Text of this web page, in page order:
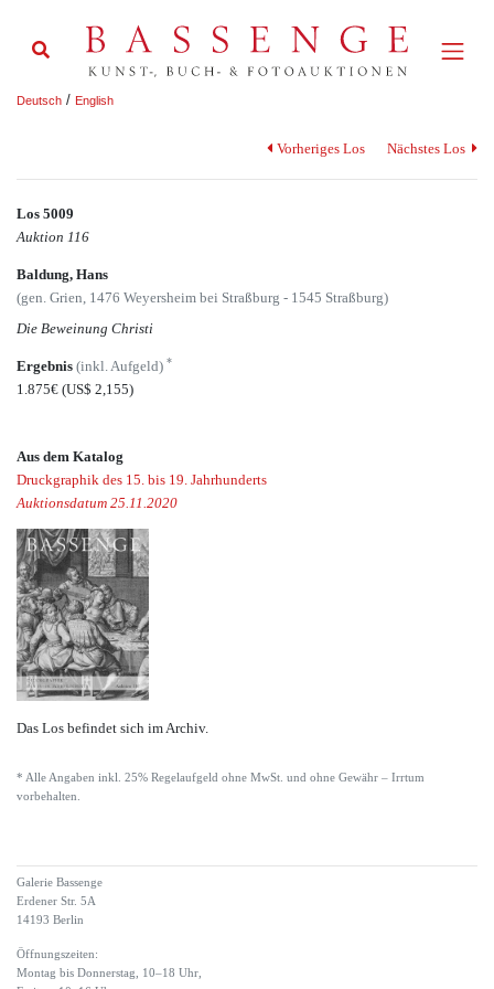
Deutsch / English
Vorheriges Los Nächstes Los
Los 5009
Auktion 116
Baldung, Hans
(gen. Grien, 1476 Weyersheim bei Straßburg - 1545 Straßburg)
Die Beweinung Christi
Ergebnis (inkl. Aufgeld) *
1.875€ (US$ 2,155)
Aus dem Katalog
Druckgraphik des 15. bis 19. Jahrhunderts
Auktionsdatum 25.11.2020
Das Los befindet sich im Archiv.
* Alle Angaben inkl. 25% Regelaufgeld ohne MwSt. und ohne Gewähr – Irrtum
vorbehalten.
Galerie Bassenge
Erdener Str. 5A
14193 Berlin
Öffnungszeiten:
Montag bis Donnerstag, 10–18 Uhr,